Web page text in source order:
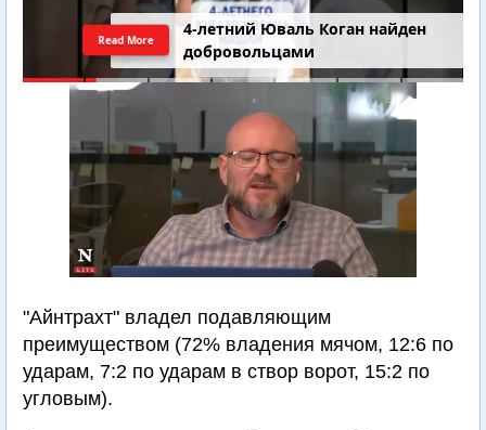
4-летний Юваль Коган найден
добровольцами
Read More
"Айнтрахт" владел подавляющим
преимуществом (72% владения мячом, 12:6 по
ударам, 7:2 по ударам в створ ворот, 15:2 по
угловым).